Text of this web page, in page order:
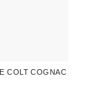
COLT COGNAC